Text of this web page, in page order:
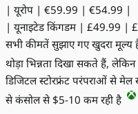
| यूरोप | €59.99 | €54.99 |
| यूनाइटेड किंगडम | £49.99 |
सभी कीमतें सुझाए गए खुदरा मूल्य
थोड़ा भिन्नता दिखा सकते हैं,
डिजिटल स्टोरफ्रंट परंपराओं से
से कंसोल से $5-10 कम रही है